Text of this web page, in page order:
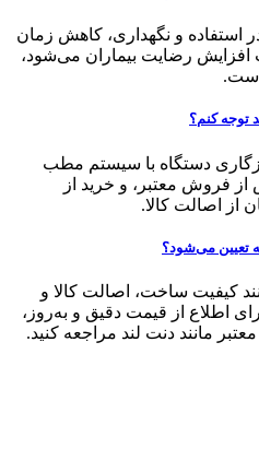
استفاده و نگهداری، کاهش زمان
افزایش رضایت بیماران می‌شود،
است.
توجه کنم؟
دستگاه با سیستم مطب
فروش معتبر، و خرید از
از اصالت کالا.
کیفیت ساخت، اصالت کالا و
اطلاع از قیمت دقیق و به‌روز،
مانند دنت لند مراجعه کنید.